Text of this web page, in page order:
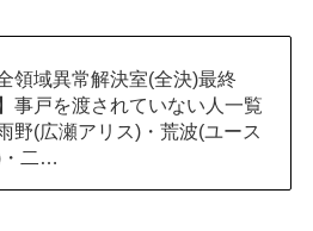
全領域異常解決室(全決)最終
事戸を渡されていない人一覧
野(広瀬アリス)・荒波(ユース
二…